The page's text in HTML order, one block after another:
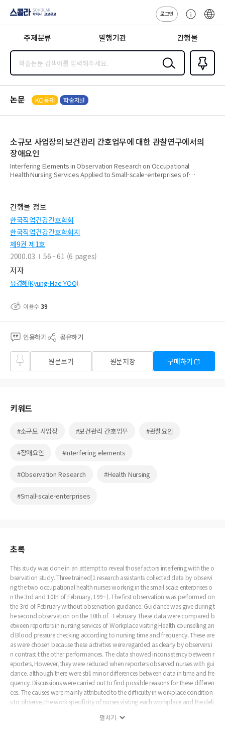
지사·교보문고
로그인
센
주제분류 발행기관 간행물
검색
즐겨찾
기0
논문 KCI등재 학술저널
소규모 사업장의 보건관리 간호업무에 대한 관찰연구에서의
장애요인
Interfering Elements in Observation Research on Occupational
Health Nursing Services Applied to Small-scale-enterprises of
간행물 정보
한국직업건강간호학회
한국직업건강간호학회지
제9권 제1호
2000.03
56 - 61 (6 pages)
저자
유경혜(Kyung-Hae YOO)
이용수39
인용하기 공유하기
즐겨
찾기
원문보기 원문저장 구매하기
키워드
#소규모 사업장 #보건관리 간호업무 #관찰요인
#장애요인 #Interfering elements
#Observation Research #Health Nursing
#Small-scale-enterprises
초록
This study was done in an attempt to reveal those factors interfering with the o
bservation study. Three trained(1 research assistants collected data by observi
ng the two occupational health nurses working in the smail scale enterprises o
n the 3rd and 10th of February, 199~). The first observation was performed on
the 3rd of February without observation guidance. Guidance was give during t
he second observation on the 10th of - February These data were compared b
etween reporters in nursing services of Workplace visiting Health counselling an
d Blood pressure checking according to nursing time and frequency. These are
as were chosen because these activities were regarded as clearly by observers i
n contrast t the other performances. The data showed inconsistency between r
eporters, However, they were reduced when reporters observed nurses with gui
dance. although there were still minor differences between data in time and fre
quency. Discussions were carried out to find possible reasons for these differen
ces. The causes were mainly attributed to the difficulty in workplace condition
s to observe, the work specificity of nurses visiting each workplace and the deli
he nurse a car. Therefore, the results suggest that the observation method appli
펼치기